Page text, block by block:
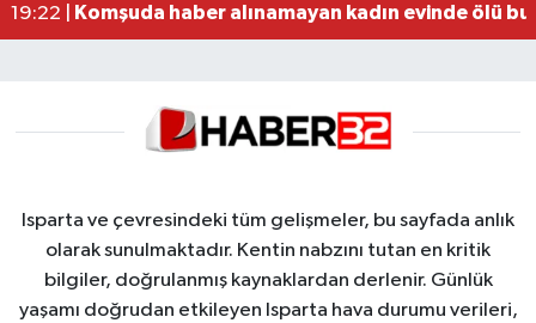
19:22 |
Komşuda haber alınamayan kadın evinde ölü
Isparta ve çevresindeki tüm gelişmeler, bu sayfada anlık
olarak sunulmaktadır. Kentin nabzını tutan en kritik
bilgiler, doğrulanmış kaynaklardan derlenir. Günlük
yaşamı doğrudan etkileyen Isparta hava durumu verileri,